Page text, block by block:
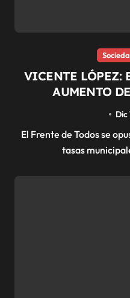
VICENTE LÓPEZ:
AUMENTO
Dic
El Frente de Todos se opuso al aumento del 60% de las
tasas